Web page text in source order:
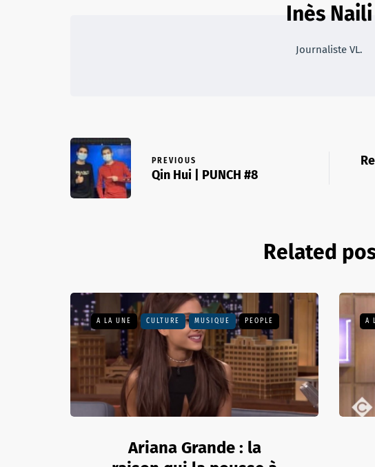
Inès Naili
Journaliste VL.
PREVIOUS
Qin Hui | PUNCH #8
Related
A LA UNE CULTURE MUSIQUE PEOPLE
Ariana Grande : la
A